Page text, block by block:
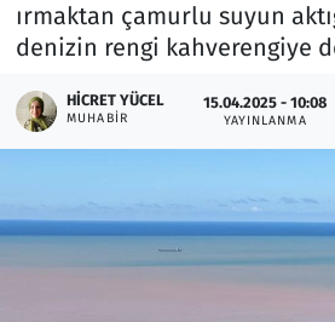
ırmaktan çamurlu suyun
denizin rengi kahverengiye
HICRET YÜCEL
MUHABIR
15.04.2025 - 10:08
YAYINLANMA
Memur ve Kamu
Otomobil
Ramazan